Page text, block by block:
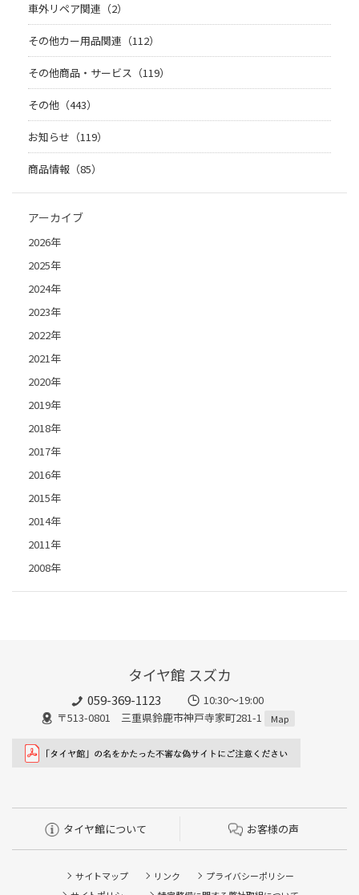
車外リペア関連（2）
その他カー用品関連（112）
その他商品・サービス（119）
その他（443）
お知らせ（119）
商品情報（85）
アーカイブ
2026年
2025年
2024年
2023年
2022年
2021年
2020年
2019年
2018年
2017年
2016年
2015年
2014年
2011年
2008年
タイヤ館 スズカ
059-369-1123
10:30～19:00
〒513-0801 三重県鈴鹿市神戸寺家町281-1
Map
タイヤ館について お客様の声
サイトマップ リンク
プライバシーポリシー